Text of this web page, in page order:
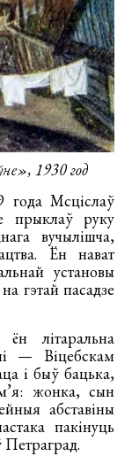
1930 год
года Мсціслаў
прыклаў руку
вучылішча,
Ён нават
установы
гэтай пасадзе
літаральна
— Віцебскам
і быў бацька,
жонка, сын
абставіны
пакінуць
Петраград.